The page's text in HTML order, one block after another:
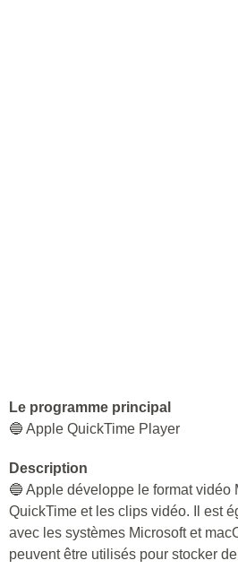
Le programme principal
🔵 Apple QuickTime Player
Description
🔵 Apple développe le format vidéo
QuickTime et les clips vidéo. Il est
avec les systèmes Microsoft et
peuvent être utilisés pour stocker